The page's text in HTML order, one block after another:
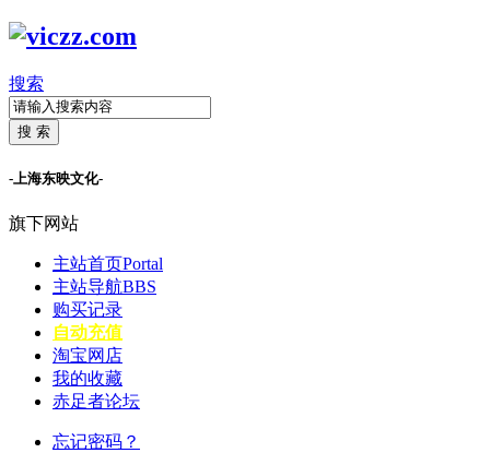
搜索
搜 索
-上海东映文化-
旗下网站
主站首页Portal
主站导航BBS
购买记录
自动充值
淘宝网店
我的收藏
赤足者论坛
忘记密码？